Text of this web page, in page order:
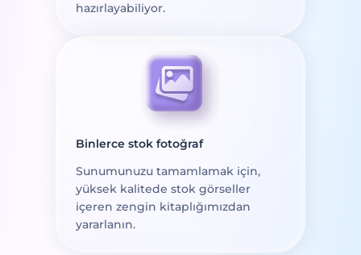
hazırlayabiliyor.
Binlerce stok fotoğraf
Sunumunuzu tamamlamak için,
yüksek kalitede stok görseller
içeren zengin kitaplığımızdan
yararlanın.